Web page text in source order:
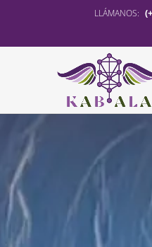
LLÁMANOS: